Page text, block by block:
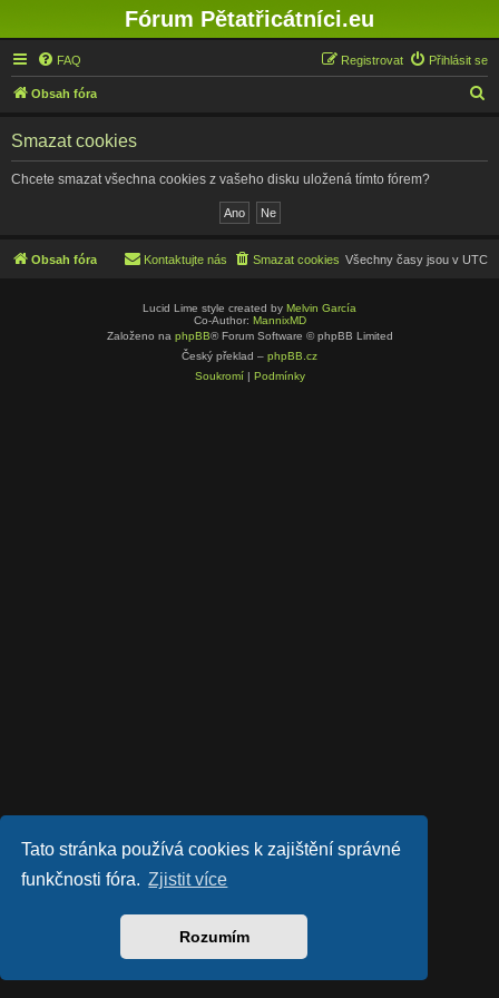
Tato stránka používá cookies k zajištění správné
funkčnosti fóra. Zjistit více
Rozumím
Fórum Pětatřicátníci.eu
FAQ Přihlásit se
Registrovat
Obsah fóra
Smazat cookies
Chcete smazat všechna cookies z vašeho disku uložená tímto fórem?
Obsah fóra Všechny časy jsou v UTC
Smazat cookies
Kontaktujte nás
Lucid Lime style created by Melvin García
Co-Author: MannixMD
Založeno na phpBB® Forum Software © phpBB Limited
Český překlad – phpBB.cz
Soukromí| Podmínky